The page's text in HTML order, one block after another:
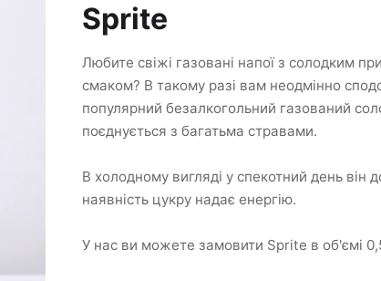
Sprite
Любите свіжі газовані напої з солодким
смаком? В такому разі вам неодмінно
популярний безалкогольний газований
поєднується з багатьма стравами.
В холодному вигляді у спекотний день він
наявність цукру надає енергію.
У нас ви можете замовити Sprite в об'ємі